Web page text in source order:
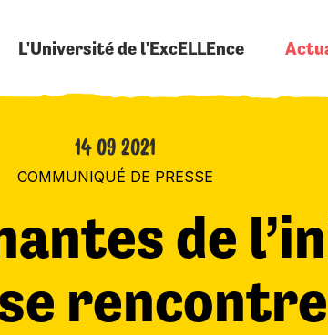
L'Université de l'ExcELLEnce
14 09 2021
COMMUNIQUÉ DE PRESSE
de